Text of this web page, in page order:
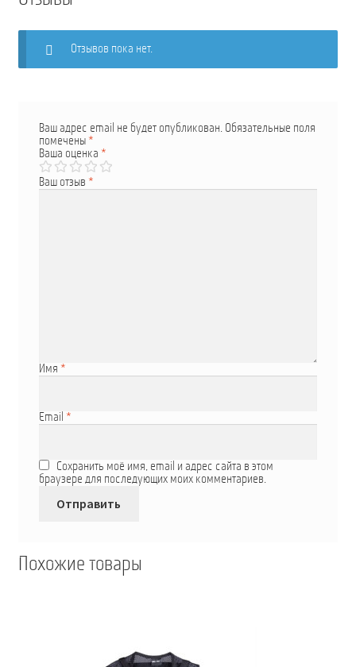
Отзывов пока нет.
Ваш адрес email не будет опубликован. Обязательные поля
помечены *
Ваша оценка *
Ваш отзыв *
Имя *
Email *
Сохранить моё имя, email и адрес сайта в этом
браузере для последующих моих комментариев.
Похожие товары